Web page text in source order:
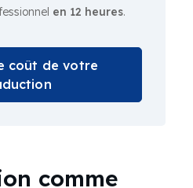
en 12 heures.
coût de votre
comme